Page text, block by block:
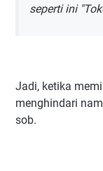
18. Nama
21.
22. Basir
seperti ini
Jadi, ketika
menghindari
sob.